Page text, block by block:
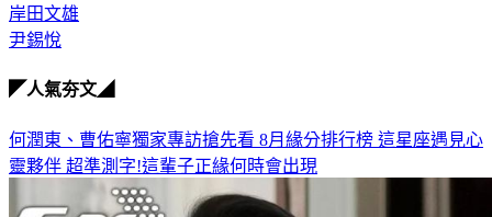
岸田文雄
尹錫悅
◤人氣夯文◢
何潤東、曹佑寧獨家專訪搶先看 8月緣分排行榜 這星座遇見心
靈夥伴 超準測字!這輩子正緣何時會出現